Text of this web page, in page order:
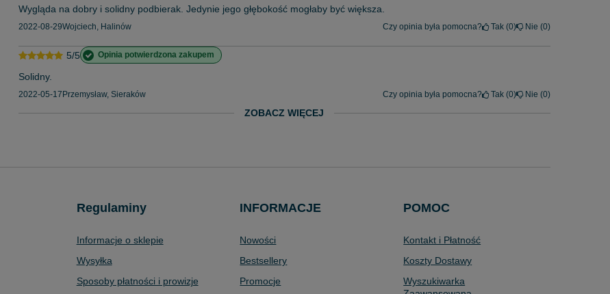
Wygląda na dobry i solidny podbierak. Jedynie jego głębokość mogłaby być większa.
2022-08-29Wojciech, Halinów Czy opinia była pomocna? Tak 0 Nie 0
5/5 Opinia potwierdzona zakupem
Solidny.
2022-05-17 Przemysław, Sieraków Czy opinia była pomocna? Tak 0 Nie 0
ZOBACZ WIĘCEJ
Regulaminy
Informacje o sklepie
Wysyłka
Sposoby płatności i prowizje
INFORMACJE
Nowości
Bestsellery
Promocje
POMOC
Kontakt i Płatność
Koszty Dostawy
Wyszukiwarka